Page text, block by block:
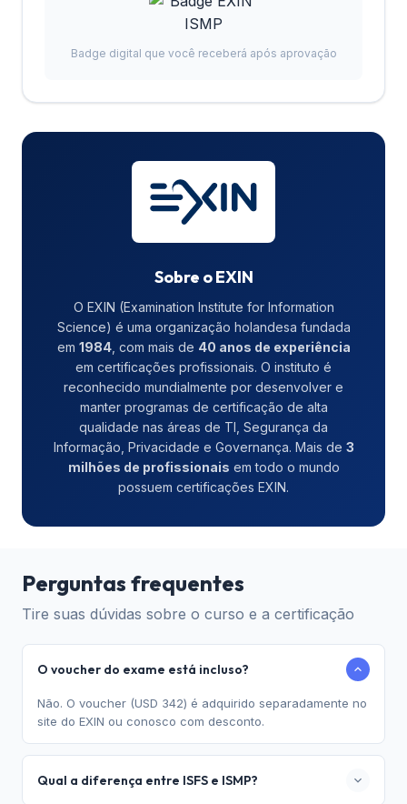
Badge digital que você receberá após aprovação
Sobre o EXIN
O EXIN (Examination Institute for Information
Science) é uma organização holandesa fundada
em 1984, com mais de 40 anos de experiência
em certificações profissionais. O instituto é
reconhecido mundialmente por desenvolver e
manter programas de certificação de alta
qualidade nas áreas de TI, Segurança da
Informação, Privacidade e Governança. Mais de 3
milhões de profissionais em todo o mundo
possuem certificações EXIN.
Perguntas frequentes
Tire suas dúvidas sobre o curso e a certificação
O voucher do exame está incluso?
Não. O voucher (USD 342) é adquirido separadamente no
site do EXIN ou conosco com desconto.
Qual a diferença entre ISFS e ISMP?